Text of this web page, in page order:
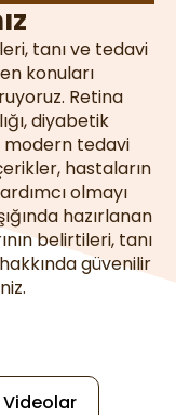
tanı ve tedavi
konuları
Retina
diyabetik
modern tedavi
hastaların
olmayı
hazırlanan
belirtileri, tanı
güvenilir
Videolar